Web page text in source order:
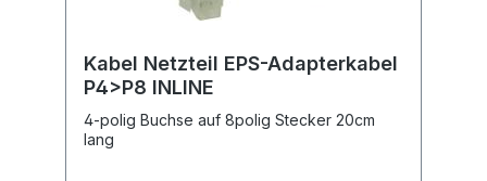
Kabel Netzteil EPS-Adapterkabel
P4>P8 INLINE
4-polig Buchse auf 8polig Stecker 20cm
lang